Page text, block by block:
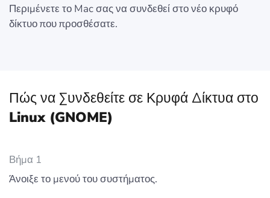
Περιμένετε το Mac σας να συνδεθεί στο νέο κρυφό
δίκτυο που προσθέσατε.
Πώς να Συνδεθείτε σε Κρυφά Δίκτυα στο
Linux (GNOME)
Βήμα 1
Άνοιξε το μενού του συστήματος.